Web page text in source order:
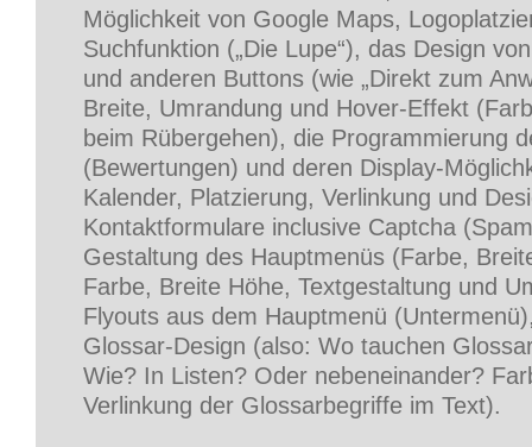
Möglichkeit von Google Maps,
Suchfunktion („Die Lupe“), das Design
und anderen Buttons (wie „Direkt zum
Breite, Umrandung und Hover-Effekt
beim Rübergehen), die Programmierung
(Bewertungen) und deren Display-
Kalender, Platzierung, Verlinkung und
Kontaktformulare inclusive Captcha
Gestaltung des Hauptmenüs (Farbe,
Farbe, Breite Höhe, Textgestaltung und
Flyouts aus dem Hauptmenü
Glossar-Design (also: Wo tauchen
Wie? In Listen? Oder nebeneinander?
Verlinkung der Glossarbegriffe im Text).